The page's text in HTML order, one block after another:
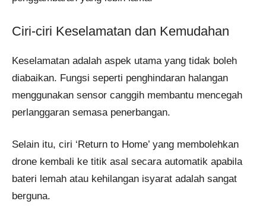
Ciri-ciri Keselamatan dan Kemudahan
Keselamatan adalah aspek utama yang tidak boleh
diabaikan. Fungsi seperti penghindaran halangan
menggunakan sensor canggih membantu mencegah
perlanggaran semasa penerbangan.
Selain itu, ciri ‘Return to Home’ yang membolehkan
drone kembali ke titik asal secara automatik apabila
bateri lemah atau kehilangan isyarat adalah sangat
berguna.